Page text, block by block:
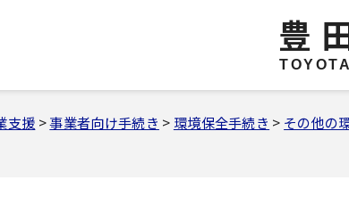
豊
支援 >事業者向け手続き > 環境保全手続き > その他の